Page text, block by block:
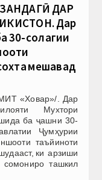
ДАР
Дар
30-солагии
мешавад
«Ховар»/. Дар
Мухтори
ба ҷашни 30-
Ҷумҳурии
таъйиноти
ки арзиши
ташкил